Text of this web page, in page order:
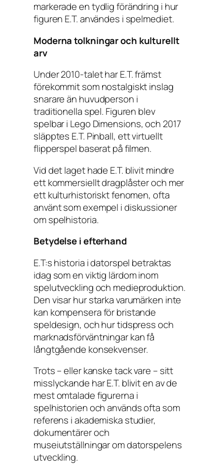
markerade en tydlig förändring i hur
figuren E.T. användes i spelmediet.
Moderna tolkningar och kulturellt
arv
Under 2010-talet har E.T. främst
förekommit som nostalgiskt inslag
snarare än huvudperson i
traditionella spel. Figuren blev
spelbar i Lego Dimensions, och 2017
släpptes E.T. Pinball, ett virtuellt
flipperspel baserat på filmen.
Vid det laget hade E.T. blivit mindre
ett kommersiellt dragplåster och mer
ett kulturhistoriskt fenomen, ofta
använt som exempel i diskussioner
om spelhistoria.
Betydelse i efterhand
E.T:s historia i datorspel betraktas
idag som en viktig lärdom inom
spelutveckling och medieproduktion.
Den visar hur starka varumärken inte
kan kompensera för bristande
speldesign, och hur tidspress och
marknadsförväntningar kan få
långtgående konsekvenser.
Trots – eller kanske tack vare – sitt
misslyckande har E.T. blivit en av de
mest omtalade figurerna i
spelhistorien och används ofta som
referens i akademiska studier,
dokumentärer och
museiutställningar om datorspelens
utveckling.